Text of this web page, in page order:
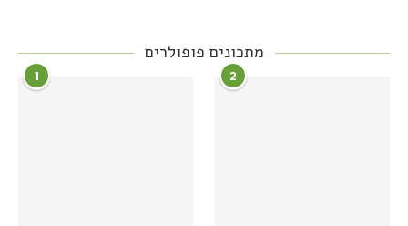
מתכונים פופולרים
1 2